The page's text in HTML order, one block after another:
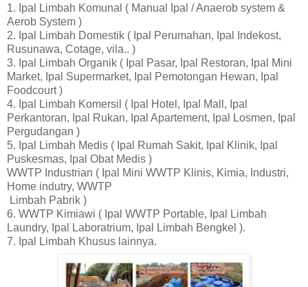
1. Ipal Limbah Komunal ( Manual Ipal / Anaerob system &
Aerob System )
2. Ipal Limbah Domestik ( Ipal Perumahan, Ipal Indekost,
Rusunawa, Cotage, vila.. )
3. Ipal Limbah Organik ( Ipal Pasar, Ipal Restoran, Ipal Mini
Market, Ipal Supermarket, Ipal Pemotongan Hewan, Ipal
Foodcourt )
4. Ipal Limbah Komersil ( Ipal Hotel, Ipal Mall, Ipal
Perkantoran, Ipal Rukan, Ipal Apartement, Ipal Losmen, Ipal
Pergudangan )
5. Ipal Limbah Medis ( Ipal Rumah Sakit, Ipal Klinik, Ipal
Puskesmas, Ipal Obat Medis )
WWTP Industrian ( Ipal Mini WWTP Klinis, Kimia, Industri,
Home indutry, WWTP
Limbah Pabrik )
6. WWTP Kimiawi ( Ipal WWTP Portable, Ipal Limbah
Laundry, Ipal Laboratrium, Ipal Limbah Bengkel ).
7. Ipal Limbah Khusus lainnya.